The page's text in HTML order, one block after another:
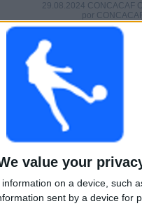
value your
on a device, such
sent by a device for
29.08.2024 CONCACAF
por
708
OHNE
SPIELE
0
TV-SPIELE
3